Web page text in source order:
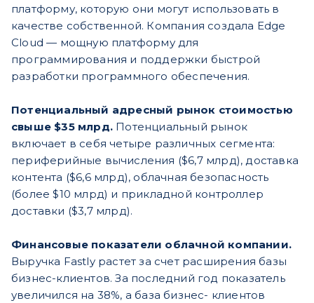
платформу, которую они могут использовать в
качестве собственной. Компания создала Edge
Cloud — мощную платформу для
программирования и поддержки быстрой
разработки программного обеспечения.
Потенциальный адресный рынок стоимостью
свыше $35 млрд. Потенциальный рынок
включает в себя четыре различных сегмента:
периферийные вычисления ($6,7 млрд), доставка
контента ($6,6 млрд), облачная безопасность
(более $10 млрд) и прикладной контроллер
доставки ($3,7 млрд).
Финансовые показатели облачной компании.
Выручка Fastly растет за счет расширения базы
бизнес-клиентов. За последний год показатель
увеличился на 38%, а база бизнес- клиентов